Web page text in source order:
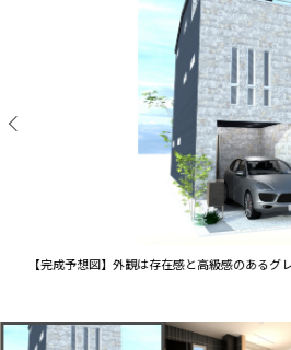
【完成予想図】外観は存在感と高級感のあるグ